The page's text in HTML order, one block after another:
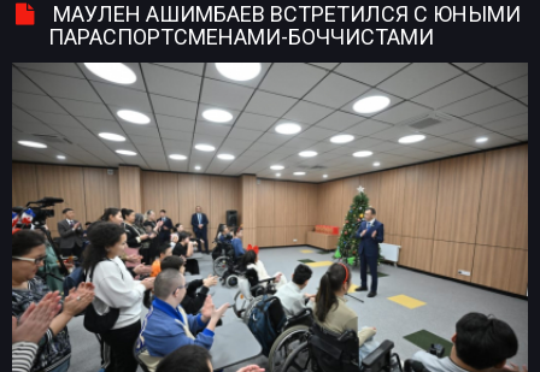
МАУЛЕН АШИМБАЕВ ВСТРЕТИЛСЯ С ЮНЫМИ
ПАРАСПОРТСМЕНАМИ-БОЧЧИСТАМИ